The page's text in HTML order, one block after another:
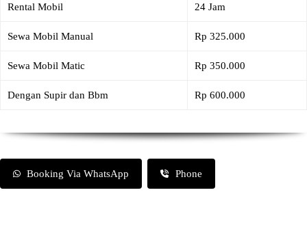
Rental Mobil 24 Jam
Sewa Mobil Manual Rp 325.000
Sewa Mobil Matic Rp 350.000
Dengan Supir dan Bbm Rp 600.000
Booking Via WhatsApp Phone